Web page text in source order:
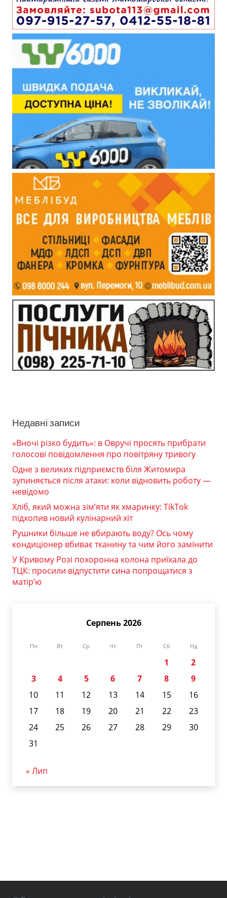
Недавні записи
«Вночі різко будить»: в Овручі просять прибрати
голосові повідомлення про повітряну тривогу
Одне з великих підприємств біля Житомира
зупиняється після атаки: коли відновить роботу —
невідомо
Хліб, який можна зім’яти як хмаринку: TikTok
підхопив новий кулінарний хіт
Рушники більше не вбирають воду? Ось чому
кондиціонер вбиває тканину та чим його замінити
У Кривому Розі похоронна колона приїхала до
ТЦК: просили відпустити сина попрощатися з
матір’ю
Серпень 2026
Пн Вт Ср Чт Пт Сб Нд
1
2
3
4 5 6 7 8
9
10
11 12 13 14 15
16
17
18 19 20 21 22
23
24
25 26 27 28 29
30
31
« Лип